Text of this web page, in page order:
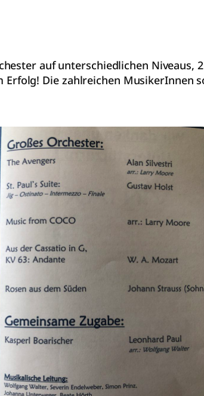
auf unterschiedlichen Niveaus,
Die zahlreichen MusikerInnen